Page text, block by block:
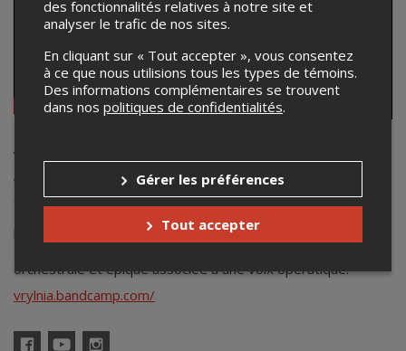
Vrylnia
Vrylnia est un groupe de power métal symphonique
québécois établi dans la région de Montréal. Actifs depuis
2018, ils ont lancé leur EP « Moonwing » en 2018 ainsi que
leur premier album intitulé « The Other World » en
orchestrale et épique associée à une voix opératique.
vrylnia.bandcamp.com/
des fonctionnalités relatives à notre site et
analyser le trafic de nos sites.
En cliquant sur « Tout accepter », vous consentez
à ce que nous utilisions tous les types de témoins.
Des informations complémentaires se trouvent
dans nos politiques de confidentialités.
Gérer les préférences
Tout accepter